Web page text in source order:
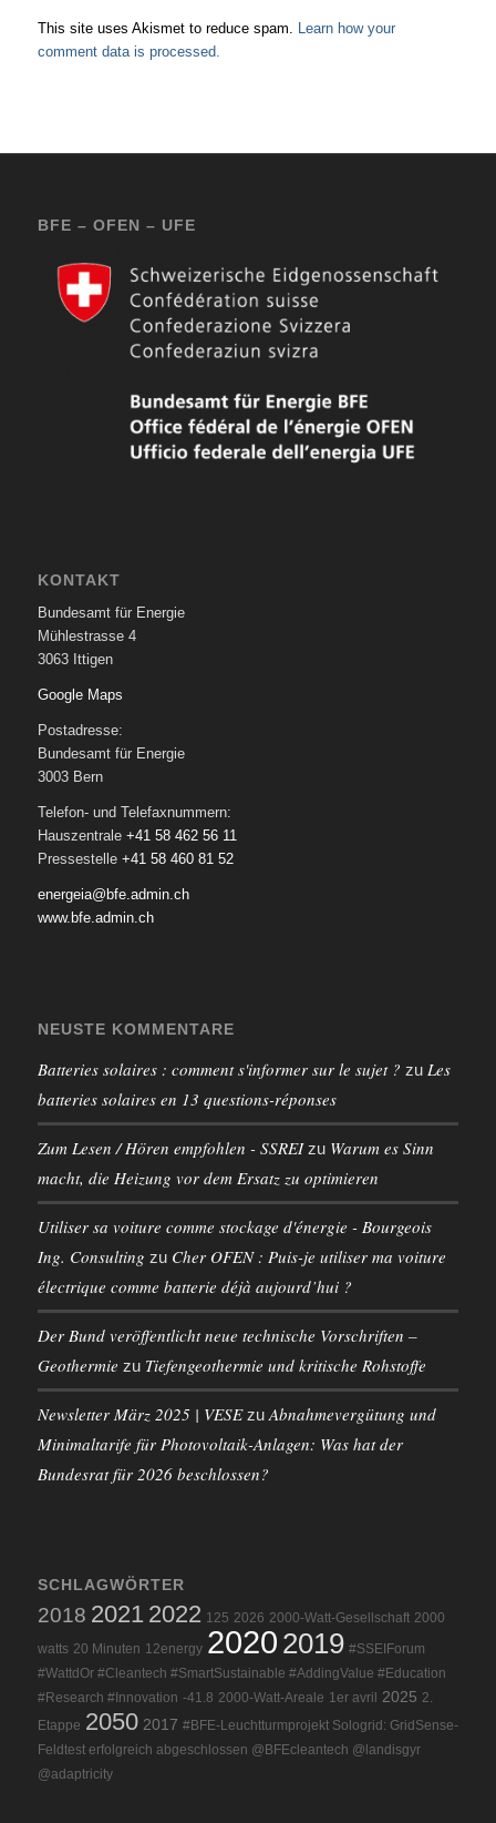
This site uses Akismet to reduce spam. Learn how your
comment data is processed.
BFE – OFEN – UFE
KONTAKT
Bundesamt für Energie
Mühlestrasse 4
3063 Ittigen
Google Maps
Postadresse:
Bundesamt für Energie
3003 Bern
Telefon- und Telefaxnummern:
Hauszentrale +41 58 462 56 11
Pressestelle +41 58 460 81 52
energeia@bfe.admin.ch
www.bfe.admin.ch
NEUSTE KOMMENTARE
Batteries solaires : comment s'informer sur le sujet ? zu Les
batteries solaires en 13 questions-réponses
Zum Lesen / Hören empfohlen - SSREIzu Warum es Sinn
macht, die Heizung vor dem Ersatz zu optimieren
Utiliser sa voiture comme stockage d'énergie - Bourgeois
Ing. Consulting zu Cher OFEN : Puis-je utiliser ma voiture
électrique comme batterie déjà aujourd’hui ?
Der Bund veröffentlicht neue technische Vorschriften –
Geothermie zu Tiefengeothermie und kritische Rohstoffe
Newsletter März 2025 | VESEzu Abnahmevergütung und
Minimaltarife für Photovoltaik-Anlagen: Was hat der
Bundesrat für 2026 beschlossen?
SCHLAGWÖRTER
2018 2021 2022 125 2026 2000-Watt-Gesellschaft 2000
watts 20 Minuten 12energy 2020 2019 #SSEIForum
#WattdOr #Cleantech #SmartSustainable #AddingValue #Education
#Research #Innovation -41.8 2000-Watt-Areale 1er avril 2025 2.
Etappe 2050 2017 #BFE-Leuchtturmprojekt Sologrid: GridSense-
Feldtest erfolgreich abgeschlossen @BFEcleantech @landisgyr
@adaptricity